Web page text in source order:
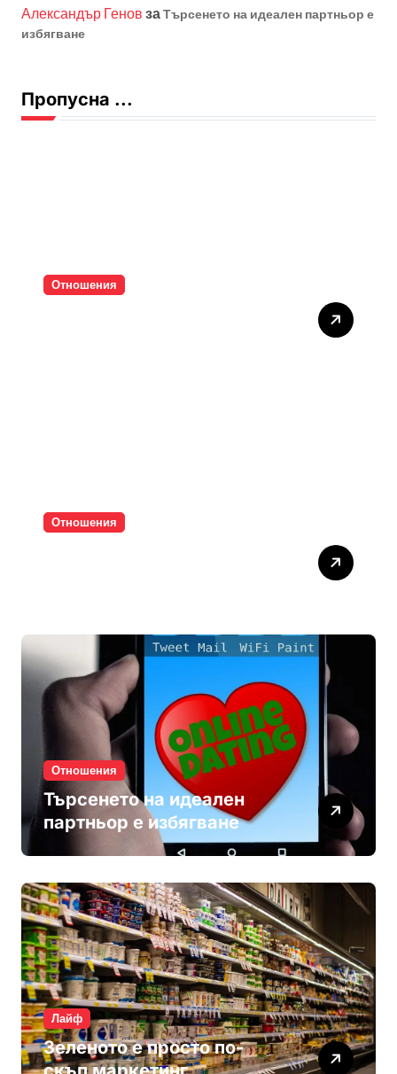
Александър Генов заТърсенето на идеален партньор е
избягване
Пропусна ...
Отношения
Отношения
Отношения
Търсенето на идеален
партньор е избягване
Лайф
Зеленото е просто по-